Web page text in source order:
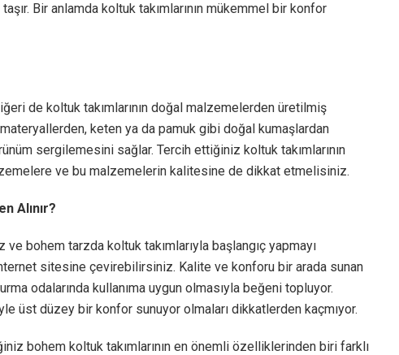
Bir anlamda koltuk takımlarının mükemmel bir konfor
de koltuk takımlarının doğal malzemelerden üretilmiş
keten ya da pamuk gibi doğal kumaşlardan
sergilemesini sağlar. Tercih ettiğiniz koltuk takımlarının
ve bu malzemelerin kalitesine de dikkat etmelisiniz.
Alınır?
bohem tarzda koltuk takımlarıyla başlangıç yapmayı
sitesine çevirebilirsiniz. Kalite ve konforu bir arada sunan
odalarında kullanıma uygun olmasıyla beğeni topluyor.
üst düzey bir konfor sunuyor olmaları dikkatlerden kaçmıyor.
bohem koltuk takımlarının en önemli özelliklerinden biri farklı